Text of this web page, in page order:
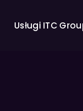
Usługi ITC